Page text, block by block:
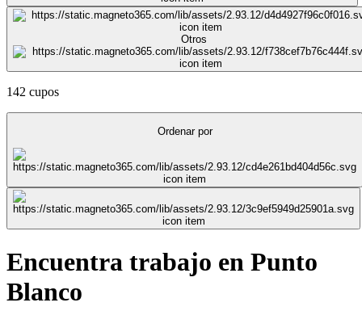
Otros
142 cupos
Ordenar por
Encuentra trabajo en Punto
Blanco